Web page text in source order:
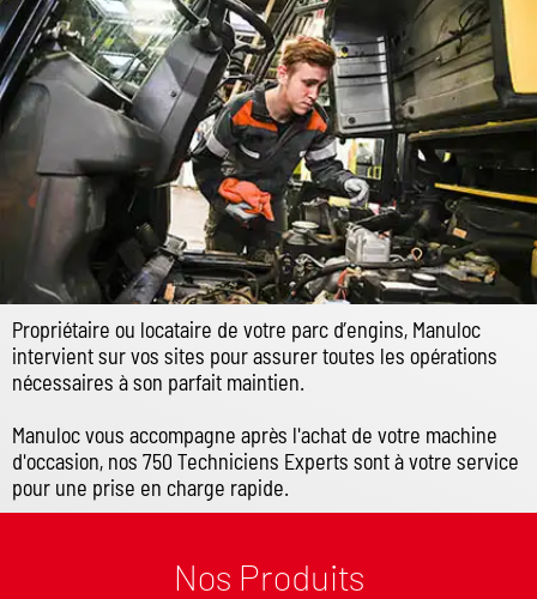
Propriétaire ou locataire de votre parc d’engins, Manuloc
intervient sur vos sites pour assurer toutes les opérations
nécessaires à son parfait maintien.
Manuloc vous accompagne après l'achat de votre machine
d'occasion, nos 750 Techniciens Experts sont à votre service
pour une prise en charge rapide.
Nos Produits